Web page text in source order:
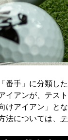
番手」に分類した
イアンが、テスト
けアイアン」とな
法については、 テ